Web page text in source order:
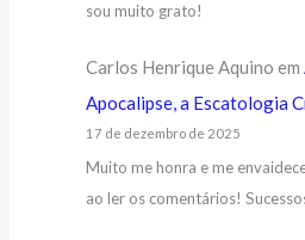
sou muito grato!
Carlos Henrique Aquino em
Apocalipse, a Escatologia
17 de dezembro de 2025
Muito me honra e me
ao ler os comentários!